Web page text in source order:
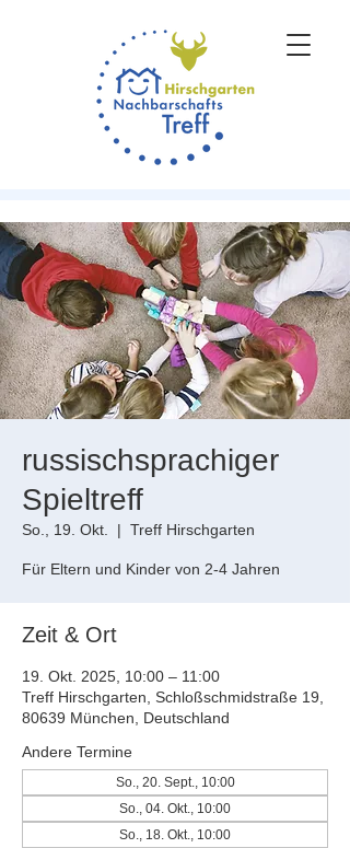
russischsprachiger
Spieltreff
So., 19. Okt.
  |
Treff Hirschgarten
Für Eltern und Kinder von 2-4 Jahren
Zeit & Ort
19. Okt. 2025, 10:00 – 11:00
Treff Hirschgarten, Schloßschmidstraße 19,
80639 München, Deutschland
Andere Termine
So., 20. Sept., 10:00
So., 04. Okt., 10:00
So., 18. Okt., 10:00